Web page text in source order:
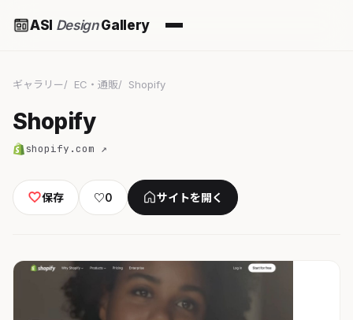
ASI DesignGallery
ギャラリー EC・通販 Shopify
Shopify
shopify.com ↗
保存 ♡0 サイトを開く